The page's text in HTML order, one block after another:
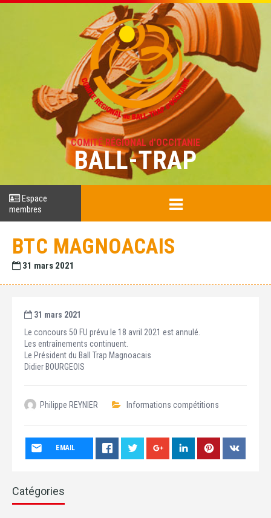
COMITÉ RÉGIONAL d'OCCITANIE
BALL-TRAP
Espace
membres
BTC MAGNOACAIS
31 mars 2021
31 mars 2021
Le concours 50 FU prévu le 18 avril 2021 est annulé.
Les entraînements continuent.
Le Président du Ball Trap Magnoacais
Didier BOURGEOIS
Philippe REYNIER Informations compétitions
EMAIL
Catégories